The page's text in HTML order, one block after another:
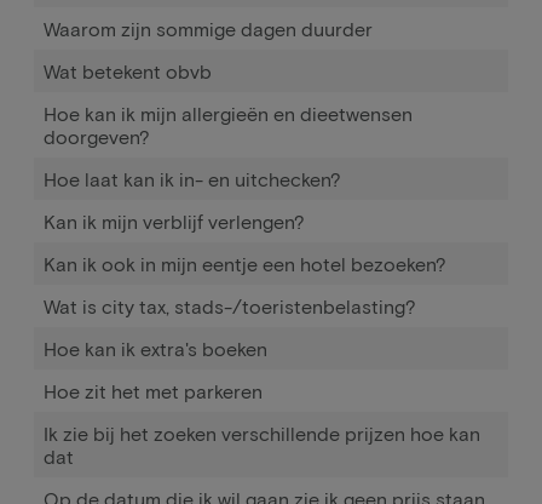
Waarom zijn sommige dagen duurder
Wat betekent obvb
Hoe kan ik mijn allergieën en dieetwensen
doorgeven?
Hoe laat kan ik in- en uitchecken?
Kan ik mijn verblijf verlengen?
Kan ik ook in mijn eentje een hotel bezoeken?
Wat is city tax, stads-/toeristenbelasting?
Hoe kan ik extra's boeken
Hoe zit het met parkeren
Ik zie bij het zoeken verschillende prijzen hoe kan
dat
Op de datum die ik wil gaan zie ik geen prijs staan